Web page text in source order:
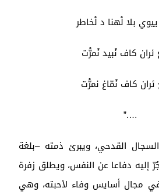
بلا لْهنا د لْخاطر
ئران كاف نْبيد نْمرّْت
ئران كاف نْمّاغ نمرّْت
….”
القدحي، ويبرئ ذمته –بلغة
إليه دفاعا عن النفس، ويطلق زفرة
في مجال أسايس وفاء لأحبته، وهي